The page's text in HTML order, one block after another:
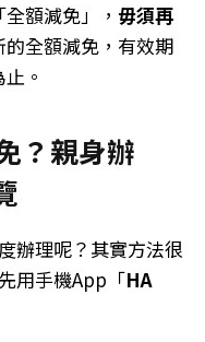
額減免」， 毋須再
的全額減免，有效期
。
？親身辦
辦理呢？其實方法很
用手機App「HA